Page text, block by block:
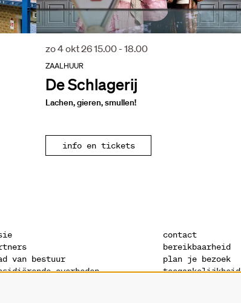
De Schlagerij
Lachen, gieren, smullen!
ZAALHUUR
zo 4 okt 2615.00 - 18.00
info en tickets
van bestuur
overheden
contact
bereikbaarheid
plan je bezoek
toegankelijkheid